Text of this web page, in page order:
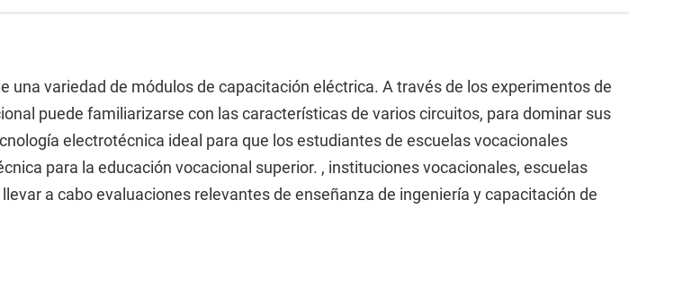
una variedad de módulos de capacitación eléctrica. A través de los experimentos de
puede familiarizarse con las características de varios circuitos, para dominar sus
electrotécnica ideal para que los estudiantes de escuelas vocacionales
para la educación vocacional superior. , instituciones vocacionales, escuelas
a cabo evaluaciones relevantes de enseñanza de ingeniería y capacitación de